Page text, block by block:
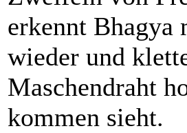
erkennt Bhagya
wieder und
Maschendraht
kommen sieht.